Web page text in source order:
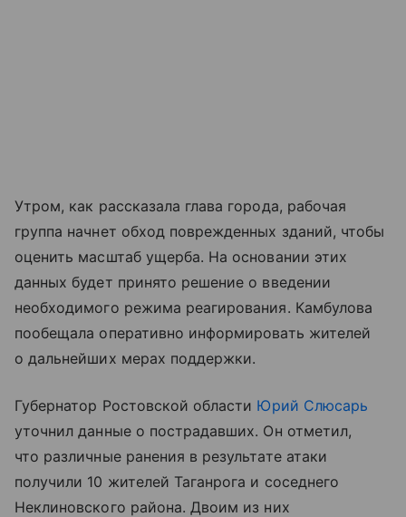
Утром, как рассказала глава города, рабочая
группа начнет обход поврежденных зданий, чтобы
оценить масштаб ущерба. На основании этих
данных будет принято решение о введении
необходимого режима реагирования. Камбулова
пообещала оперативно информировать жителей
о дальнейших мерах поддержки.
Губернатор Ростовской области Юрий Слюсарь
уточнил данные о пострадавших. Он отметил,
что различные ранения в результате атаки
получили 10 жителей Таганрога и соседнего
Неклиновского района. Двоим из них